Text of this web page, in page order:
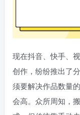
现在抖音、快手、
创作，纷纷推出了
须要解决作品数量
会高。众所周知，